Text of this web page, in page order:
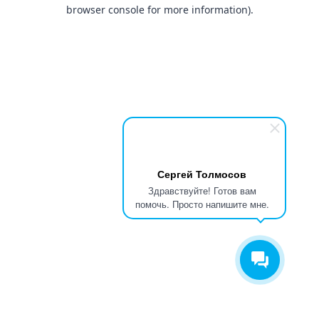
Сергей Толмосов
Здравствуйте! Готов вам
помочь. Просто напишите мне.
browser console for more information).